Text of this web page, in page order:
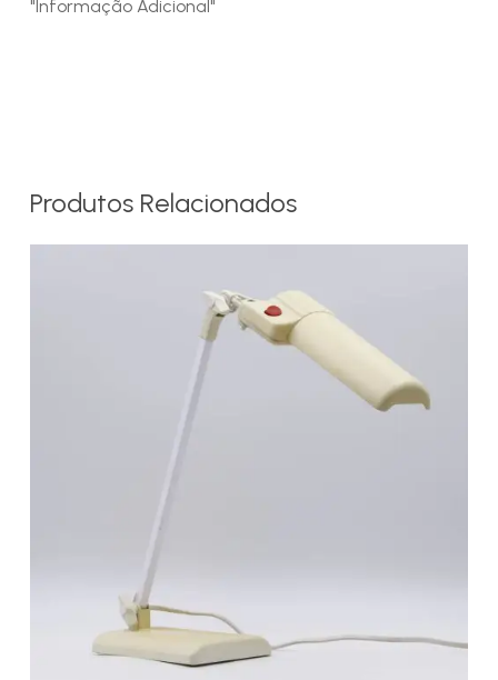
"Informação Adicional"
Produtos Relacionados